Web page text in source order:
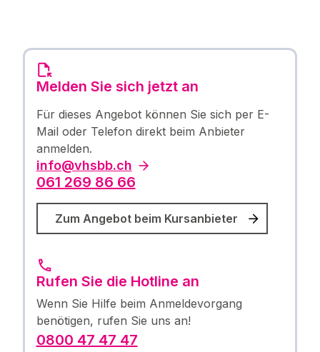
Melden Sie sich jetzt an
Für dieses Angebot können Sie sich per E-
Mail oder Telefon direkt beim Anbieter
anmelden.
info@vhsbb.ch
061 269 86 66
Zum Angebot beim Kursanbieter
Rufen Sie die Hotline an
Wenn Sie Hilfe beim Anmeldevorgang
benötigen, rufen Sie uns an!
0800 47 47 47